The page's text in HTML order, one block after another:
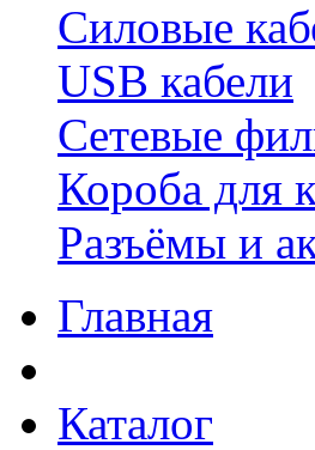
Силовые
USB кабели
Сетевые
Короба для
Разъёмы и
Главная
Каталог